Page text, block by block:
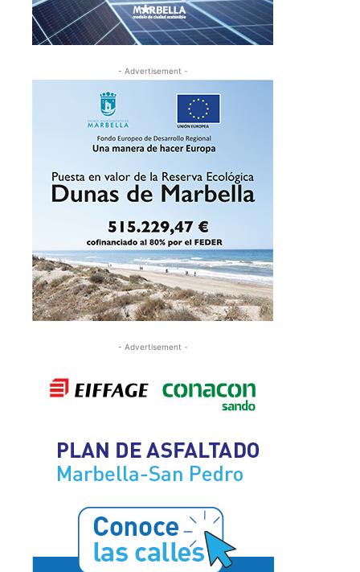
- Advertisement -
- Advertisement -